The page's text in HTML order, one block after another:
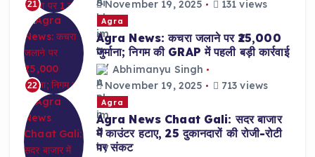
21
November 19, 2025
131 views
22
Agra
Agra News: कचरा जलाने पर ₹25,000
जुर्माना; निगम की GRAP में पहली बड़ी कार्रवाई
Abhimanyu Singh
November 19, 2025
713 views
Agra
Agra News Chaat Gali: सदर बाजार
में काउंटर हटाए, 25 दुकानदारों की रोजी-रोटी
पर संकट